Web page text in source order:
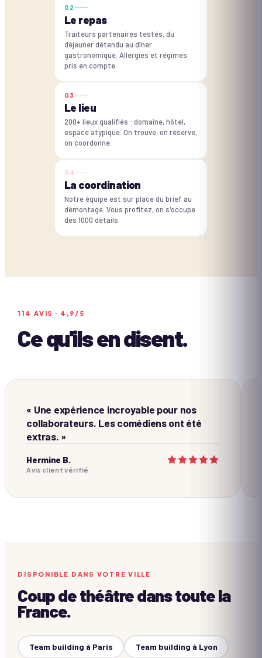
0 2
Le repas
Traiteurs partenaires testés, du
déjeuner détendu au dîner
gastronomique. Allergies et régimes
pris en compte.
03
Le lieu
200+ lieux qualifiés : domaine, hôtel,
espace atypique. On trouve, on réserve,
on coordonne.
0 4
La coordination
Notre équipe est sur place du brief au
démontage. Vous profitez, on s'occupe
des 1000 détails.
114 AVIS · 4,9 /5
Ce qu'ils en disent.
« Une expérience incroyable pour nos
collaborateurs. Les comédiens ont été
extras. »
Hermine B.
Avis client vérifié
DISPONIBLE DANS VOTRE VILLE
Coup de théâtredans toute la
France.
Team building à Paris Team building à Lyon